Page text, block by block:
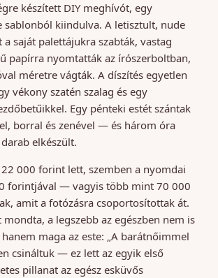
készített DIY meghívót, egy
sablonból kiindulva. A letisztult, nude
saját palettájukra szabták, vastag
papírra nyomtatták az írószerboltban,
méretre vágták. A díszítés egyetlen
vékony szatén szalag és egy
Egy pénteki estét szántak
borral és zenével — és három óra
elkészült.
000 forint lett, szemben a nyomdai
forintjával — vagyis több mint 70 000
amit a fotózásra csoportosítottak át.
mondta, a legszebb az egészben nem is
maga az este: „A barátnőimmel
csináltuk — ez lett az egyik első
pillanat az egész esküvős